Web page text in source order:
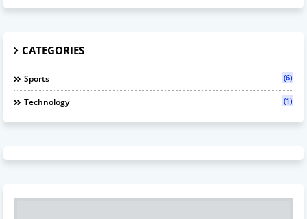
CATEGORIES
Sports (6)
Technology (1)